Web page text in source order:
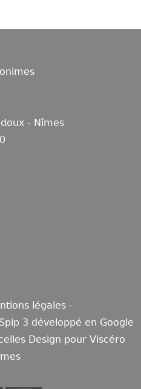
- Nîmes
légales -
Spip 3 développé en Google
Design pour Viscéro